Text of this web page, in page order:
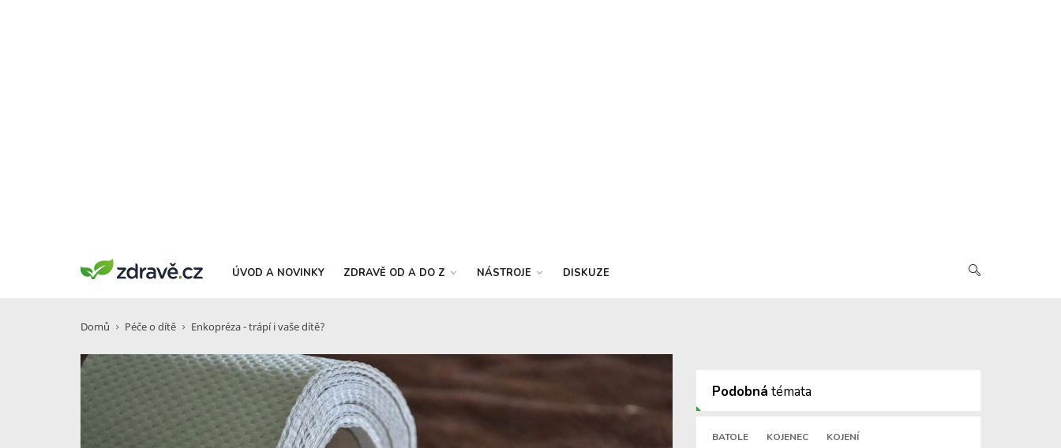
ÚVOD A NOVINKY ZDRAVĚ OD A DO Z NÁSTROJE DISKUZE
Domů Péče o dítě Enkopréza - trápí i vaše dítě?
Podobná témata
BATOLE KOJENEC
KOJENÍ